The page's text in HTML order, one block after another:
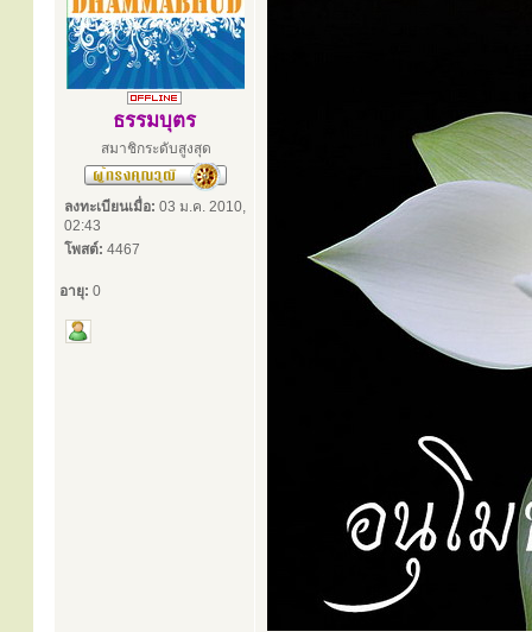
ธรรมบุตร
สมาชิกระดับสูงสุด
ลงทะเบียนเมื่อ: 03 ม.ค. 2010,
02:43
โพสต์: 4467
อายุ: 0